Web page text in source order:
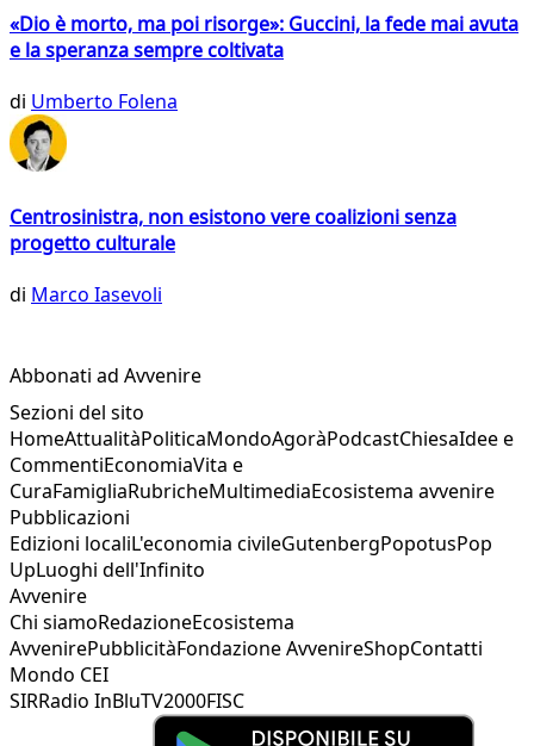
«Dio è morto, ma poi risorge»: Guccini, la fede mai avuta
e la speranza sempre coltivata
di Umberto Folena
Centrosinistra, non esistono vere coalizioni senza
progetto culturale
di Marco Iasevoli
Abbonati ad Avvenire
Sezioni del sito
HomeAttualitàPoliticaMondoAgoràPodcastChiesaIdee e
CommentiEconomiaVita e
CuraFamigliaRubricheMultimediaEcosistema avvenire
Pubblicazioni
Edizioni localiL'economia civileGutenbergPopotusPop
UpLuoghi dell'Infinito
Avvenire
Chi siamoRedazioneEcosistema
AvvenirePubblicitàFondazione AvvenireShopContatti
Mondo CEI
SIRRadio InBluTV2000FISC